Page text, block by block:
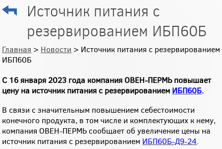
Источник питания с
резервированием ИБП60Б
Главная > Новости > Источник питания с резервированием
ИБП60Б
С 16 января 2023 года компания ОВЕН-ПЕРМЬ повышает
цену на источник питания с резервированием ИБП60Б.
В связи с значительным повышением себестоимости
конечного продукта, в том числе и комплектующих к нему,
компания ОВЕН-ПЕРМЬ сообщает об увеличение цены на
источник питания с резервированием ИБП60Б-Д9-24